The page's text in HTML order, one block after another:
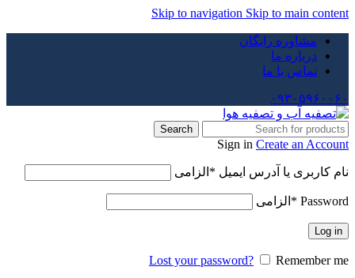
Skip to navigation Skip to main content
مشاوره رایگان
درباره ما
تماس با ما
۰۹۳۰۵۹۶۰۰۶۰
Search
Sign in Create an Account
نام کاربری یا آدرس ایمیل * الزامی
Password
* الزامی
Log in
Lost your password?
Remember me